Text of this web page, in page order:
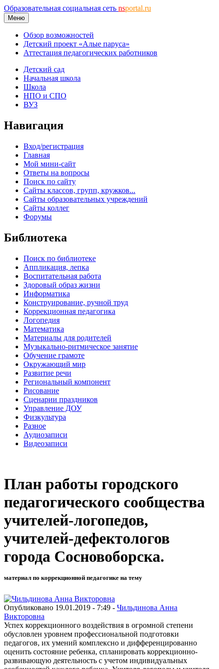
Образовательная социальная сеть nsportal.ru
Меню
Обзор возможностей
Детский проект «Алые паруса»
Аттестация педагогических работников
Детский сад
Начальная школа
Школа
НПО и СПО
ВУЗ
Навигация
Вход/регистрация
Главная
Мой мини-сайт
Ответы на вопросы
Поиск по сайту
Сайты классов, групп, кружков...
Сайты образовательных учреждений
Сайты коллег
Форумы
Библиотека
Поиск по библиотеке
Аппликация, лепка
Воспитательная работа
Здоровый образ жизни
Информатика
Конструирование, ручной труд
Коррекционная педагогика
Логопедия
Математика
Материалы для родителей
Музыкально-ритмическое занятие
Обучение грамоте
Окружающий мир
Развитие речи
Региональный компонент
Рисование
Сценарии праздников
Управление ДОУ
Физкультура
Разное
Аудиозаписи
Видеозаписи
План работы городского
педагогического сообщества
учителей-логопедов,
учителей-дефектологов
города Сосновоборска.
материал по коррекционной педагогике на тему
Опубликовано 19.01.2019 - 7:49 - Чильдинова Анна
Викторовна
Успех коррекционного воздействия в огромной степени
обусловлен уровнем профессиональной подготовки
педагогов, их умений комплексно и дифференцированно
оценить состояние ребенка, спланировать коррекционно-
развивающую деятельность с учетом индивидуальных